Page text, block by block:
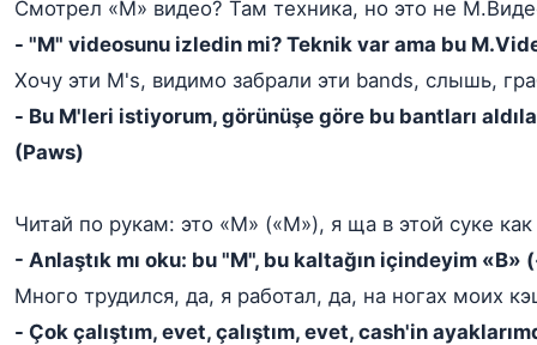
Смотрел «M» видео? Там техника, но это не
- "M" videosunu izledin mi? Teknik var ama bu
Хочу эти M's, видимо забрали эти bands, слышь,
- Bu M'leri istiyorum, görünüşe göre bu bantları
(Paws)
Читай по рукам: это «M» («M»), я ща в этой суке как
- Anlaştık mı oku: bu "M", bu kaltağın içindeyim «B»
Много трудился, да, я работал, да, на ногах моих
- Çok çalıştım, evet, çalıştım, evet, cash'in